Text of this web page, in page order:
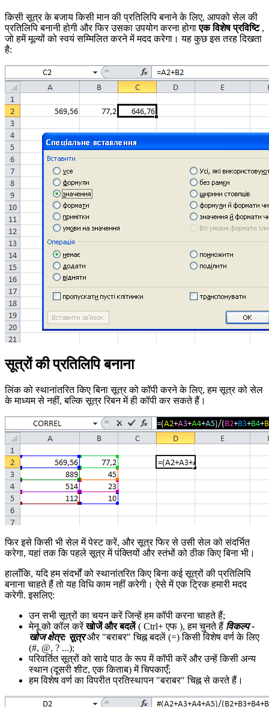
किसी सूत्र के बजाय किसी मान की प्रतिलिपि बनाने के लिए, आपको सेल की
प्रतिलिपि बनानी होगी और फिर उसका उपयोग करना होगाएक विशेष प्रविष्टि ,
जो हमें मूल्यों को स्वयं सम्मिलित करने में मदद करेगा। यह कुछ इस तरह दिखता
है:
सूत्रों की प्रतिलिपि बनाना
लिंक को स्थानांतरित किए बिना सूत्र को कॉपी करने के लिए, हम सूत्र को सेल
के माध्यम से नहीं, बल्कि सूत्र रिबन में ही कॉपी कर सकते हैं।
फिर इसे किसी भी सेल में पेस्ट करें, और सूत्र फिर से उसी सेल को संदर्भित
करेगा, यहां तक कि पहले सूत्र में पंक्तियों और स्तंभों को ठीक किए बिना भी।
हालाँकि, यदि हम संदर्भों को स्थानांतरित किए बिना कई सूत्रों की प्रतिलिपि
बनाना चाहते हैं तो यह विधि काम नहीं करेगी। ऐसे में एक ट्रिक हमारी मदद
करेगी. इसलिए:
उन सभी सूत्रों का चयन करें जिन्हें हम कॉपी करना चाहते हैं;
मेनू को कॉल करेंखोजें और बदलें( Ctrl+एफ ), हम चुनते हैं विकल्प -
खोज क्षेत्र: सूत्रऔर "बराबर" चिह्न बदलें (=) किसी विशेष वर्ण के लिए
(#, @, ? ...);
परिवर्तित सूत्रों को सादे पाठ के रूप में कॉपी करें और उन्हें किसी अन्य
स्थान (दूसरी शीट, एक किताब) में चिपकाएँ;
हम विशेष वर्ण का विपरीत प्रतिस्थापन "बराबर" चिह्न से करते हैं।